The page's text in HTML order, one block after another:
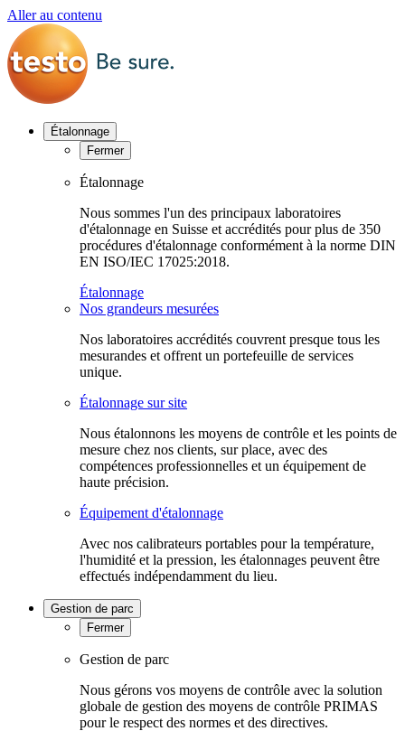
Aller au contenu
Étalonnage
Fermer
Étalonnage
Nous sommes l'un des principaux laboratoires
d'étalonnage en Suisse et accrédités pour plus de 350
procédures d'étalonnage conformément à la norme DIN
EN ISO/IEC 17025:2018.
Étalonnage
Nos grandeurs mesurées
Nos laboratoires accrédités couvrent presque tous les
mesurandes et offrent un portefeuille de services
unique.
Étalonnage sur site
Nous étalonnons les moyens de contrôle et les points de
mesure chez nos clients, sur place, avec des
compétences professionnelles et un équipement de
haute précision.
Équipement d'étalonnage
Avec nos calibrateurs portables pour la température,
l'humidité et la pression, les étalonnages peuvent être
effectués indépendamment du lieu.
Gestion de parc
Fermer
Gestion de parc
Nous gérons vos moyens de contrôle avec la solution
globale de gestion des moyens de contrôle PRIMAS
pour le respect des normes et des directives.